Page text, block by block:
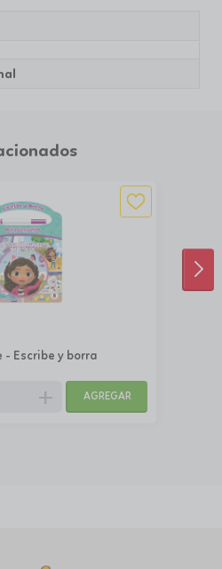
- Escribe y borra
add AGREGAR